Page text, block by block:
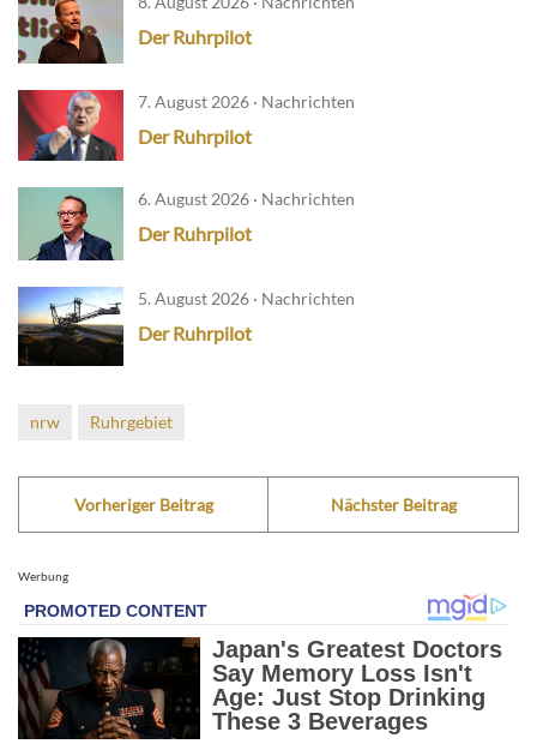
Der Ruhrpilot
7. August 2026 · Nachrichten
Der Ruhrpilot
6. August 2026 · Nachrichten
Der Ruhrpilot
5. August 2026 · Nachrichten
Der Ruhrpilot
nrw Ruhrgebiet
Vorheriger Beitrag Nächster Beitrag
Werbung